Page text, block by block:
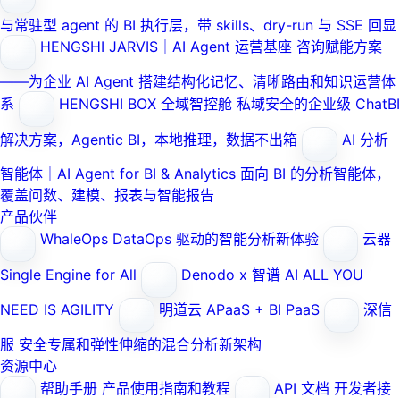
与常驻型 agent 的 BI 执行层，带 skills、dry-run 与 SSE 回显
HENGSHI JARVIS｜AI Agent 运营基座 咨询赋能方案
——为企业 AI Agent 搭建结构化记忆、清晰路由和知识运营体
系
HENGSHI BOX 全域智控舱 私域安全的企业级 ChatBI
解决方案，Agentic BI，本地推理，数据不出箱
AI 分析
智能体｜AI Agent for BI & Analytics 面向 BI 的分析智能体，
覆盖问数、建模、报表与智能报告
产品伙伴
WhaleOps DataOps 驱动的智能分析新体验
云器
Single Engine for All
Denodo x 智谱 AI ALL YOU
NEED IS AGILITY
明道云 APaaS + BI PaaS
深信
服 安全专属和弹性伸缩的混合分析新架构
资源中心
帮助手册 产品使用指南和教程 API 文档 开发者接